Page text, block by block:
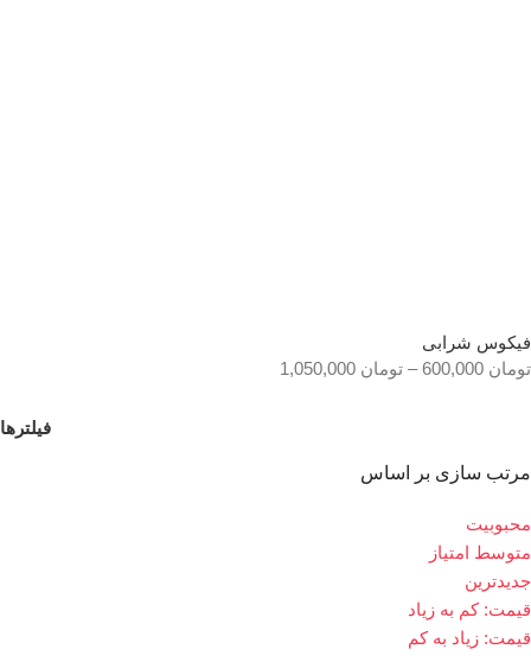
فیکوس شرابی
تومان
– تومان
فیلترها
مرتب سازی بر اساس
محبوبیت
متوسط امتیاز
جدیدترین
قیمت: کم به زیاد
قیمت: زیاد به کم